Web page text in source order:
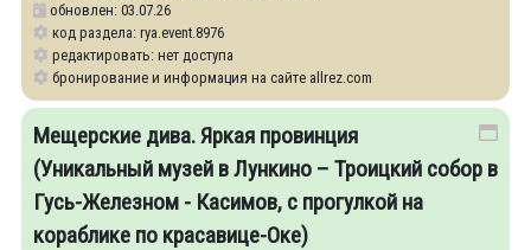
обновлен: 03.07.26
код раздела: rya.event.8976
редактировать: нет доступа
бронирование и информация на сайте allrez.com
Мещерские дива. Яркая провинция
(Уникальный музей в Лункино – Троицкий собор в
Гусь-Железном - Касимов, с прогулкой на
кораблике по красавице-Оке)